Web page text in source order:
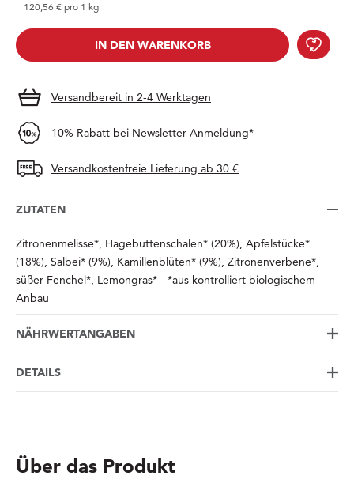
120,56 € pro 1 kg
IN DEN WARENKORB
Versandbereit in 2-4 Werktagen
10% Rabatt bei Newsletter Anmeldung*
Versandkostenfreie Lieferung ab 30 €
ZUTATEN
Zitronenmelisse*, Hagebuttenschalen* (20%), Apfelstücke*
(18%), Salbei* (9%), Kamillenblüten* (9%), Zitronenverbene*,
süßer Fenchel*, Lemongras* - *aus kontrolliert biologischem
Anbau
NÄHRWERTANGABEN
DETAILS
Über das Produkt